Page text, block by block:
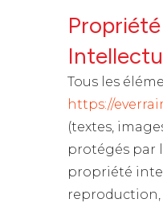
Propriété
Tous les
https://
(textes,
protégés par
propriété